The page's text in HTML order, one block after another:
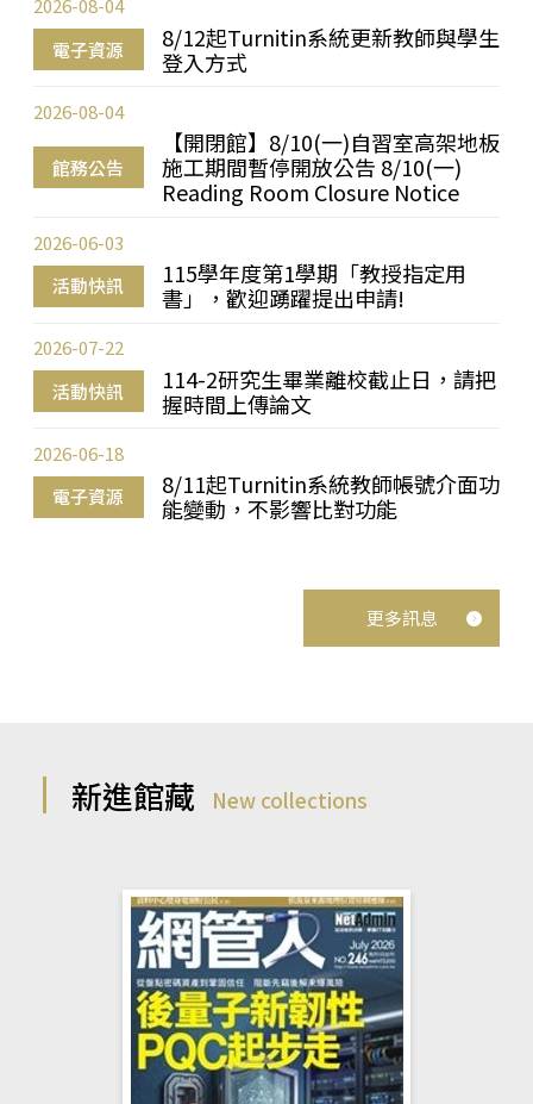
電子資源
8/12起Turnitin系統更新教師與學生
登入方式
2026-08-04
館務公告
【開閉館】8/10(一)自習室高架地板
施工期間暫停開放公告 8/10(一)
Reading Room Closure Notice
2026-08-04
活動快訊
115學年度第1學期「教授指定用
書」，歡迎踴躍提出申請!
2026-06-03
活動快訊
114-2研究生畢業離校截止日，請把
握時間上傳論文
2026-07-22
電子資源
8/11起Turnitin系統教師帳號介面功
能變動，不影響比對功能
2026-06-18
更多訊息
新進館藏 New collections